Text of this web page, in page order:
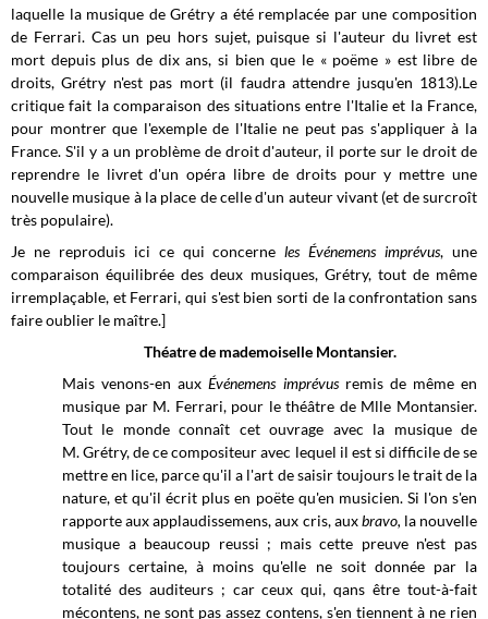
laquelle la musique de Grétry a été remplacée par une composition
de Ferrari. Cas un peu hors sujet, puisque si l'auteur du livret est
mort depuis plus de dix ans, si bien que le « poëme » est libre de
droits, Grétry n'est pas mort (il faudra attendre jusqu'en 1813).Le
critique fait la comparaison des situations entre l'Italie et la France,
pour montrer que l'exemple de l'Italie ne peut pas s'appliquer à la
France. S'il y a un problème de droit d'auteur, il porte sur le droit de
reprendre le livret d'un opéra libre de droits pour y mettre une
nouvelle musique à la place de celle d'un auteur vivant (et de surcroît
très populaire).
Je ne reproduis ici ce qui concerneles Événemens imprévus, une
comparaison équilibrée des deux musiques, Grétry, tout de même
irremplaçable, et Ferrari, qui s'est bien sorti de la confrontation sans
faire oublier le maître.]
Théatre de mademoiselle Montansier.
Mais venons-en auxÉvénemens imprévus remis de même en
musique par M. Ferrari, pour le théâtre de Mlle Montansier.
Tout le monde connaît cet ouvrage avec la musique de
M. Grétry, de ce compositeur avec lequel il est si difficile de se
mettre en lice, parce qu'il a l'art de saisir toujours le trait de la
nature, et qu'il écrit plus en poëte qu'en musicien. Si l'on s'en
rapporte aux applaudissemens, aux cris, auxbravo, la nouvelle
musique a beaucoup reussi ; mais cette preuve n'est pas
toujours certaine, à moins qu'elle ne soit donnée par la
totalité des auditeurs ; car ceux qui, qans être tout-à-fait
mécontens, ne sont pas assez contens, s'en tiennent à ne rien